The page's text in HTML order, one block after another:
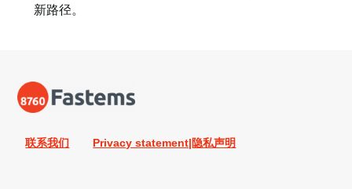
新路径。
联系我们 Privacy statement|隐私声明